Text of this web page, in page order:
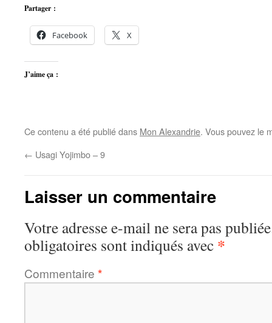
Partager :
Facebook X
J’aime ça :
Ce contenu a été publié dans Mon Alexandrie. Vous pouvez le
← Usagi Yojimbo – 9
Laisser un commentaire
Votre adresse e-mail ne sera pas
obligatoires sont indiqués avec *
Commentaire *